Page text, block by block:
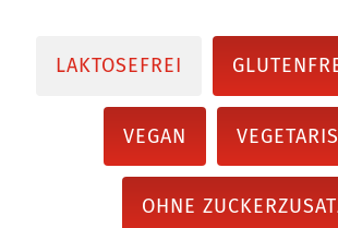
LAKTOSEFREI
VEGAN
OHNE